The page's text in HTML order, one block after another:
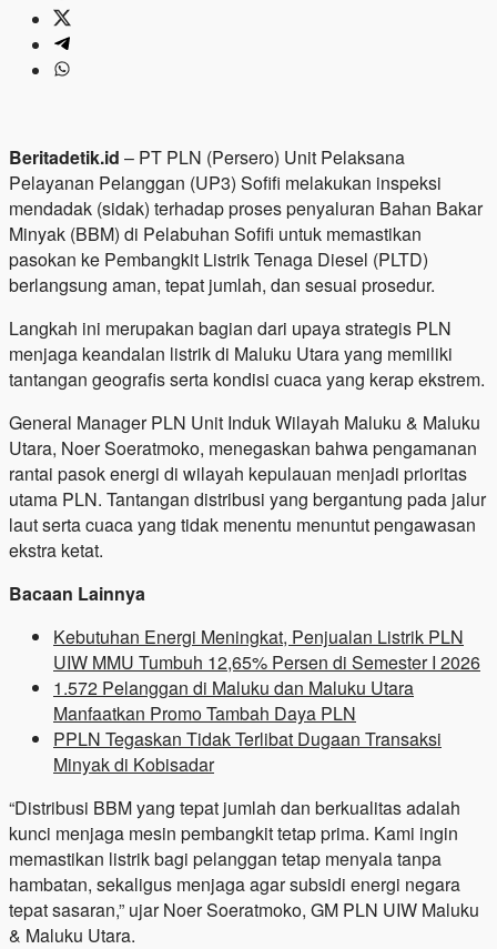
Beritadetik.id – PT PLN (Persero) Unit Pelaksana
Pelayanan Pelanggan (UP3) Sofifi melakukan inspeksi
mendadak (sidak) terhadap proses penyaluran Bahan Bakar
Minyak (BBM) di Pelabuhan Sofifi untuk memastikan
pasokan ke Pembangkit Listrik Tenaga Diesel (PLTD)
berlangsung aman, tepat jumlah, dan sesuai prosedur.
Langkah ini merupakan bagian dari upaya strategis PLN
menjaga keandalan listrik di Maluku Utara yang memiliki
tantangan geografis serta kondisi cuaca yang kerap ekstrem.
General Manager PLN Unit Induk Wilayah Maluku & Maluku
Utara, Noer Soeratmoko, menegaskan bahwa pengamanan
rantai pasok energi di wilayah kepulauan menjadi prioritas
utama PLN. Tantangan distribusi yang bergantung pada jalur
laut serta cuaca yang tidak menentu menuntut pengawasan
ekstra ketat.
Bacaan Lainnya
Kebutuhan Energi Meningkat, Penjualan Listrik PLN
UIW MMU Tumbuh 12,65% Persen di Semester I 2026
1.572 Pelanggan di Maluku dan Maluku Utara
Manfaatkan Promo Tambah Daya PLN
PPLN Tegaskan Tidak Terlibat Dugaan Transaksi
Minyak di Kobisadar
“Distribusi BBM yang tepat jumlah dan berkualitas adalah
kunci menjaga mesin pembangkit tetap prima. Kami ingin
memastikan listrik bagi pelanggan tetap menyala tanpa
hambatan, sekaligus menjaga agar subsidi energi negara
tepat sasaran,” ujar Noer Soeratmoko, GM PLN UIW Maluku
& Maluku Utara.